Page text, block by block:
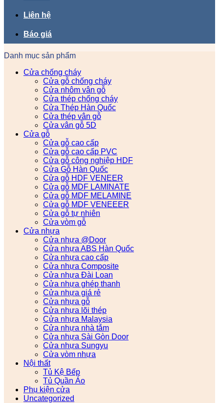
Liên hệ
Báo giá
Danh mục sản phẩm
Cửa chống cháy
Cửa gỗ chống cháy
Cửa nhôm vân gỗ
Cửa thép chống cháy
Cửa Thép Hàn Quốc
Cửa thép vân gỗ
Cửa vân gỗ 5D
Cửa gỗ
Cửa gỗ cao cấp
Cửa gỗ cao cấp PVC
Cửa gỗ công nghiệp HDF
Cửa Gỗ Hàn Quốc
Cửa gỗ HDF VENEER
Cửa gỗ MDF LAMINATE
Cửa gỗ MDF MELAMINE
Cửa gỗ MDF VENEEER
Cửa gỗ tự nhiên
Cửa vòm gỗ
Cửa nhựa
Cửa nhựa @Door
Cửa nhựa ABS Hàn Quốc
Cửa nhựa cao cấp
Cửa nhựa Composite
Cửa nhựa Đài Loan
Cửa nhựa ghép thanh
Cửa nhựa giá rẻ
Cửa nhựa gỗ
Cửa nhựa lõi thép
Cửa nhựa Malaysia
Cửa nhựa nhà tắm
Cửa nhựa Sài Gòn Door
Cửa nhựa Sungyu
Cửa vòm nhựa
Nội thất
Tủ Kệ Bếp
Tủ Quần Áo
Phụ kiện cửa
Uncategorized